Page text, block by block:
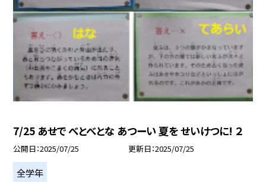
7/25 あせで べとべとな あつーい 夏を せいけつに! ２
公開日 2025/07/25 更新日 2025/07/25
全学年